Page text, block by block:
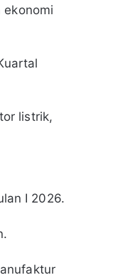
ekonomi
listrik,
I 2026.